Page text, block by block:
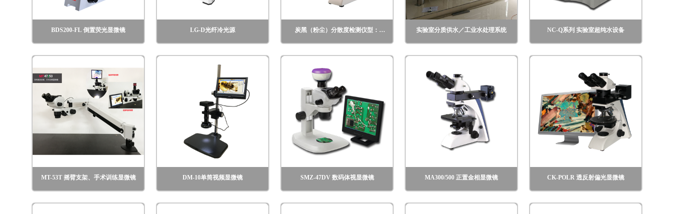
BDS200-FL 倒置荧光显微镜 LG-D光纤冷光源 炭黑（粉尘）分散度检测仪型：
BA5000
实验室分质供水／工业水处理系统 NC-Q系列 实验室超纯水设备
MT-53T 摇臂支架、手术训练显微镜 DM-10单筒视频显微镜 SMZ-47DV 数码体视显微镜 MA300/500 正置金相显微镜 CK-POLR 透反射偏光显微镜